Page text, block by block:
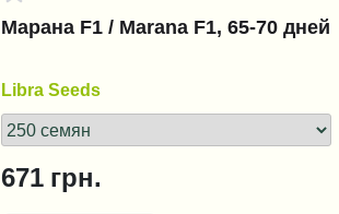
Марана F1 / Marana F1, 65-70 дней
Libra Seeds
671грн.